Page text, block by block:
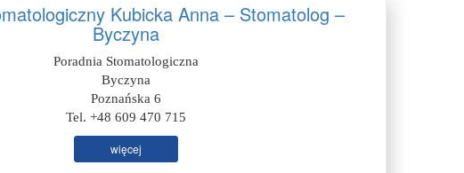
Kubicka Anna – Stomatolog –
Byczyna
Poradnia Stomatologiczna
Byczyna
Poznańska 6
Tel. +48 609 470 715
więcej